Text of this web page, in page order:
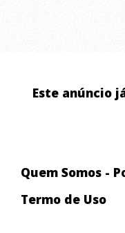
Este anúncio
Quem Somos -
Termo de Uso